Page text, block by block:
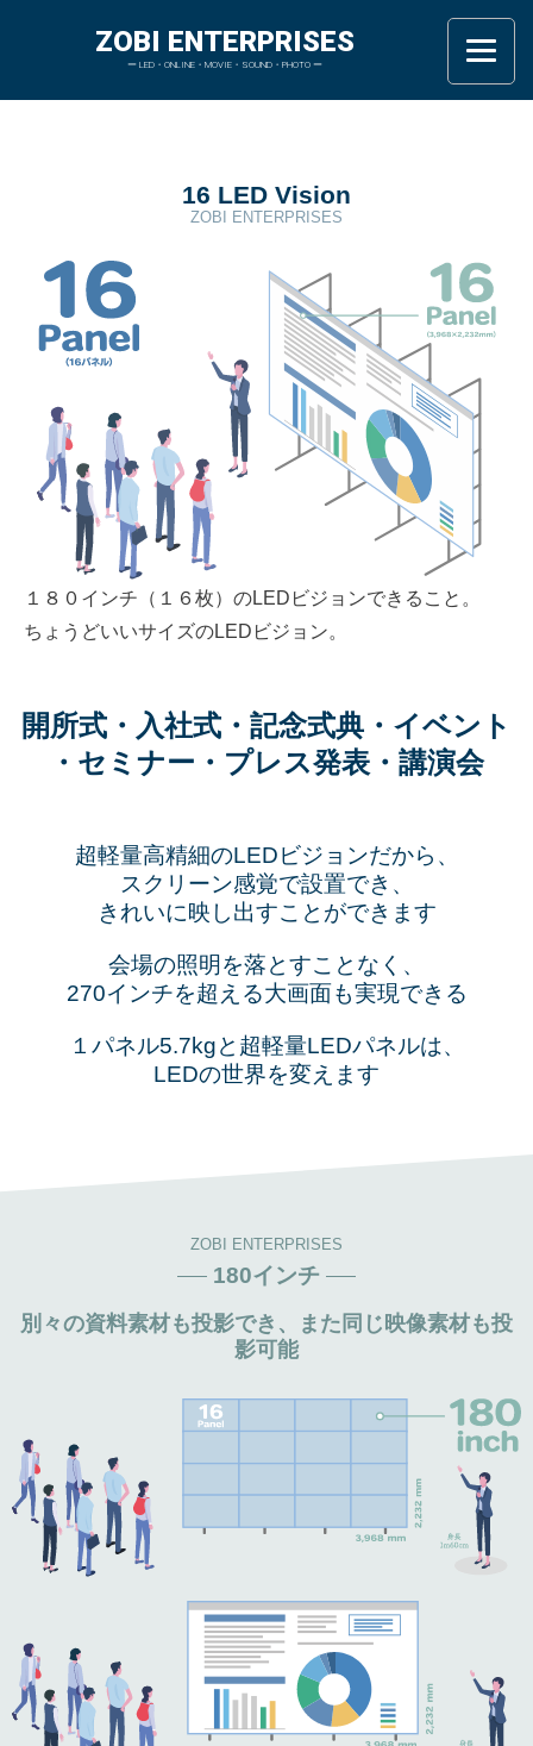
ZOBI ENTERPRISES
ー LED・ONLINE・MOVIE・SOUND・PHOTO ー
16 LED Vision
ZOBI ENTERPRISES
１８０インチ（１６枚）のLEDビジョンできること。
ちょうどいいサイズのLEDビジョン。
開所式・入社式・記念式典・イベント
・セミナー・プレス発表・講演会
超軽量高精細のLEDビジョンだから、
スクリーン感覚で設置でき、
きれいに映し出すことができます
会場の照明を落とすことなく、
270インチを超える大画面も実現できる
１パネル5.7kgと超軽量LEDパネルは、
LEDの世界を変えます
ZOBI ENTERPRISES
180インチ
別々の資料素材も投影でき、また同じ映像素材も投
影可能